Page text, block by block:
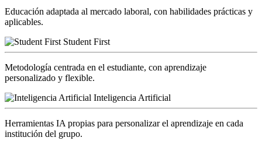
Educación adaptada al mercado laboral, con habilidades prácticas y
aplicables.
Student First
Metodología centrada en el estudiante, con aprendizaje
personalizado y flexible.
Inteligencia Artificial
Herramientas IA propias para personalizar el aprendizaje en cada
institución del grupo.